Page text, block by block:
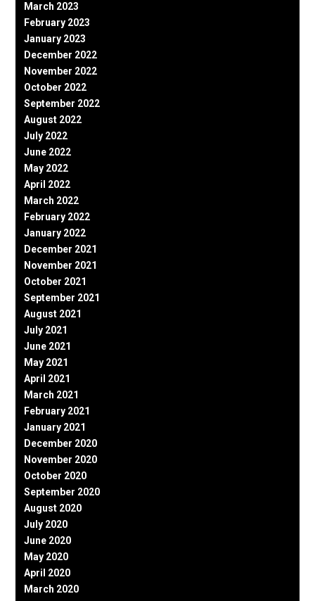
March 2023
February 2023
January 2023
December 2022
November 2022
October 2022
September 2022
August 2022
July 2022
June 2022
May 2022
April 2022
March 2022
February 2022
January 2022
December 2021
November 2021
October 2021
September 2021
August 2021
July 2021
June 2021
May 2021
April 2021
March 2021
February 2021
January 2021
December 2020
November 2020
October 2020
September 2020
August 2020
July 2020
June 2020
May 2020
April 2020
March 2020